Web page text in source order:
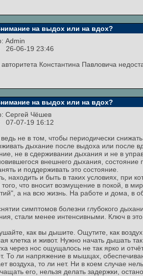
на выдох или на вдох?
Admin
26-06-19 23:46
Константина Павловича
на выдох или на вдох?
Сергей Чёшев
07-07-19 16:12
не в том, чтобы периодически
дыхание после выдоха или после
не в сдерживании дыхания и не в
внешнего дыхания,
и поддерживать это состояние.
находить и быть в таких условиях, при
того, что вносит возмущение в покой, в
а на всю жизнь. На работе и дома, в
симптомов болезни глубокого
стали менее интенсивными. Ключ в
как вы дышите. Ощутите, как
клетка и живот. Нужно начать дышать
через нос ощущалось не так ярко и
То ли напряжение в мышцах,
воздуха, то ли нет. Ни в коем случае
его, нельзя делать задержки,